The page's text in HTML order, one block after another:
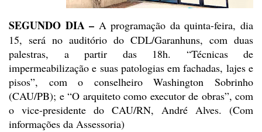
SEGUNDO DIA – Aprogramação da quinta-feira, dia
15, será no auditório do CDL/Garanhuns, com duas
palestras, a partir das 18h. “Técnicas de
impermeabilização e suaspatologias em fachadas, lajes e
pisos”, com o conselheiro Washington Sobrinho
(CAU/PB); e “O arquiteto como executor de obras”, com
o vice-presidente do CAU/RN, André Alves. (Com
informações da Assessoria)